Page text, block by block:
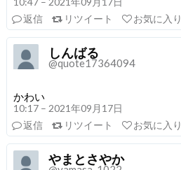
返信
リツイート お気に入り
しんばる
@quote17364094
かわい
10:17 – 2021年09月17日
返信
リツイート お気に入り
やまとさやか